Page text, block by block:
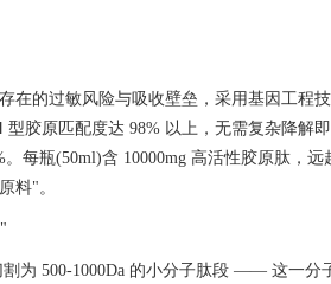
在的过敏风险与吸收壁垒，采用基因工程
胶原匹配度达 98% 以上，无需复杂降解
每瓶(50ml)含 10000mg 高活性胶原肽，远
料"。
为 500-1000Da 的小分子肽段 —— 这一分